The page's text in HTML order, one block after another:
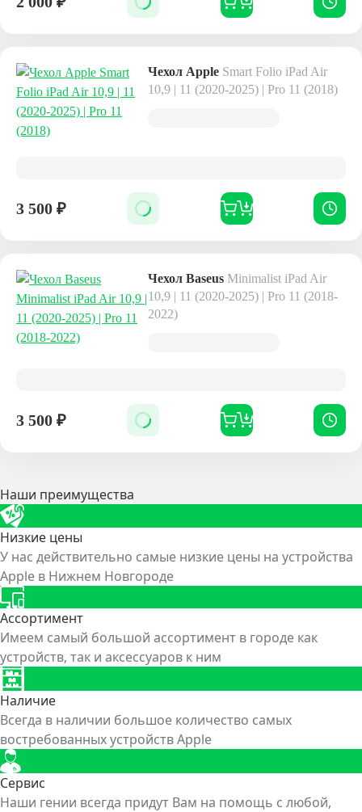
Чехол Apple Smart Folio iPad Air
10,9 | 11 (2020-2025) | Pro 11 (2018)
3 500 ₽
Чехол Baseus Minimalist iPad Air
10,9 | 11 (2020-2025) | Pro 11 (2018-
2022)
3 500 ₽
Наши преимущества
Низкие цены
У нас действительно самые низкие цены на устройства
Apple в Нижнем Новгороде
Ассортимент
Имеем самый большой ассортимент в городе как
устройств, так и аксессуаров к ним
Наличие
Всегда в наличии большое количество самых
востребованных устройств Apple
Сервис
Наши гении всегда придут Вам на помощь с любой,